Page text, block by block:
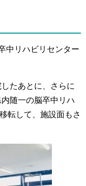
中リハビリセンター
たあとに、さらに
随一の脳卒中リハ
転して、施設面もさ